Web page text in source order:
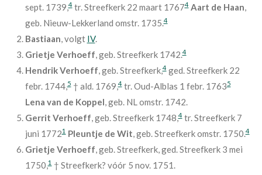
sept. 1739,4tr. Streefkerk 22 maart 17674 Aart de Haan,
geb. Nieuw-Lekkerland omstr. 1735.4
Bastiaan, volgt IV.
Grietje Verhoeff, geb. Streefkerk 1742.4
Hendrik Verhoeff, geb. Streefkerk,4ged. Streefkerk 22
febr. 1744,5† ald. 1769,4tr. Oud-Alblas 1 febr. 17635
Lena van de Koppel, geb. NL omstr. 1742.
Gerrit Verhoeff, geb. Streefkerk 1748,4tr. Streefkerk 7
juni 17721 Pleuntje de Wit, geb. Streefkerk omstr. 1750.4
Grietje Verhoeff, geb. Streefkerk, ged. Streefkerk 3 mei
1750,1† Streefkerk? vóór 5 nov. 1751.